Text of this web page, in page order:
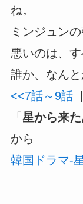
ね。
ミンジュン
悪いのは、
誰か、なんと
<<7話～9話|
「星から来
から
韓国ドラマ-